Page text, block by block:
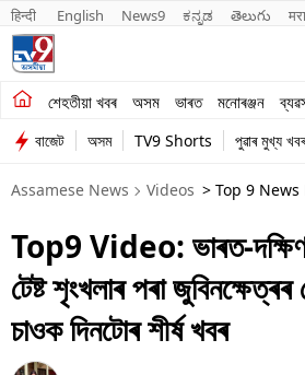
हिन्दी English News9 ಕನ್ನಡ తెలుగు
শেহতীয়া খবৰ অসম ভাৰত মনোৰঞ্জন
শেহতীয়া খবৰ
অসম
ভাৰত
মনোৰঞ্জন
ব্যৱসায়
শিক্ষা
বাজেট অসম TV9 Shorts পুৱাৰ মুখ্য খবৰ
Assamese News Videos > Top 9
Top9 Video: ভাৰত-
টেষ্ট শৃংখলাৰ পৰা জুবিনক্ষেত্ৰৰ
চাওক দিনটোৰ শীৰ্ষ খবৰ